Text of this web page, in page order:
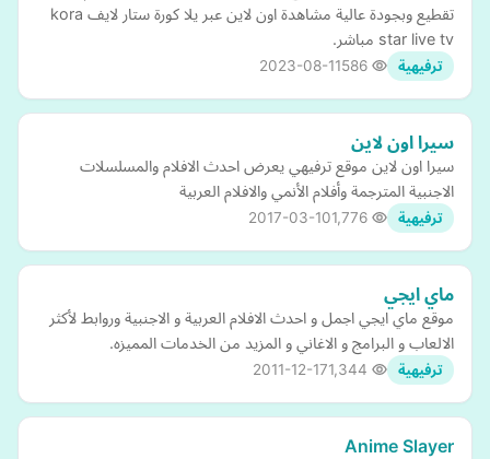
تقطيع وبجودة عالية مشاهدة اون لاين عبر يلا كورة ستار لايف kora
star live tv مباشر.
ترفيهية 2023-08-11
سيرا اون لاين
سيرا اون لاين موقع ترفيهي يعرض احدث الافلام والمسلسلات
الاجنبية المترجمة وأفلام الأنمي والافلام العربية
ترفيهية 2017-03-10
ماي ايجي
موقع ماي ايجي اجمل و احدث الافلام العربية و الاجنبية وروابط لأكثر
الالعاب و البرامج و الاغاني و المزيد من الخدمات المميزه.
ترفيهية 2011-12-17
Anime Slayer